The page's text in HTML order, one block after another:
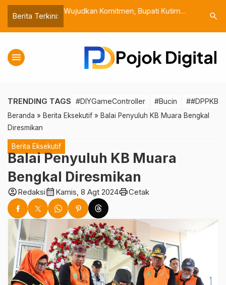
Berita Terkini:
Wujudkan Komitmen, Bupati Kutim
Kutim
search
menu
TRENDING TAGS #DIYGameController #Bucin
Beranda » Berita Eksekutif » Balai Penyuluh KB Muara Bengkal
Diresmikan
Berita Eksekutif
Balai Penyuluh KB Muara
Bengkal Diresmikan
account_circleRedaksicalendar_month Kamis, 8 Agt 2024printCetak